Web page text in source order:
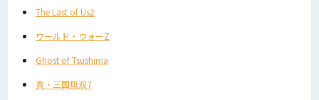
The Last of Us2
ワールド・ウォーZ
Ghost of Tsushima
真・三国無双7